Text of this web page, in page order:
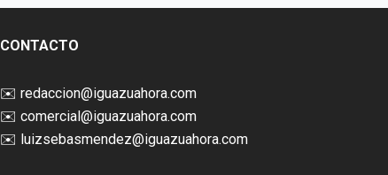
CONTACTO
✉️ redaccion@iguazuahora.com
✉️ comercial@iguazuahora.com
✉️ luizsebasmendez@iguazuahora.com